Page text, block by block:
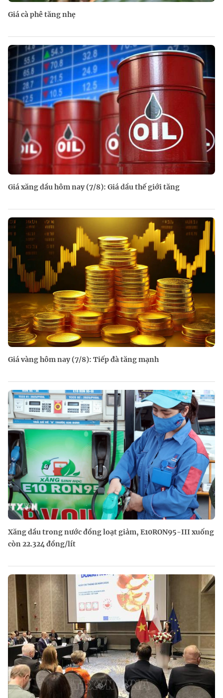
Giá cà phê tăng nhẹ
Giá xăng dầu hôm nay (7/8): Giá dầu thế giới tăng
Giá vàng hôm nay (7/8): Tiếp đà tăng mạnh
Xăng dầu trong nước đồng loạt giảm, E10RON95-III xuống
còn 22.324 đồng/lít